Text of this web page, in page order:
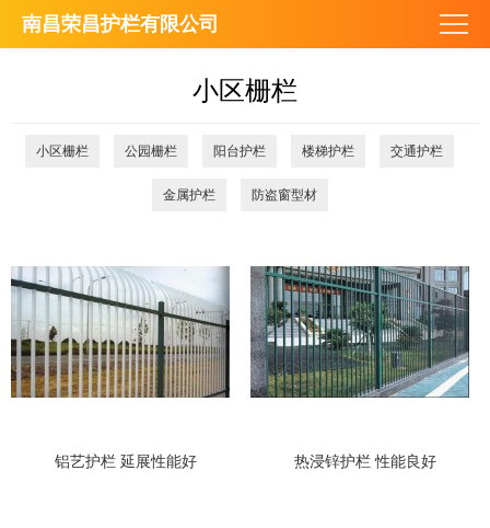
南昌荣昌护栏有限公司
小区栅栏
小区栅栏 公园栅栏 阳台护栏 楼梯护栏 交通护栏
金属护栏 防盗窗型材
铝艺护栏 延展性能好 热浸锌护栏 性能良好